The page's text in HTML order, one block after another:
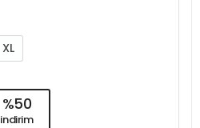
XL
%50
indirim